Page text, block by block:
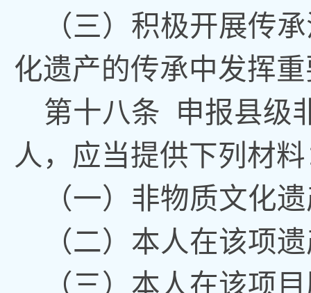
（三）积极开展传
化遗产的传承中发挥
第十八条
申报县级
人 ， 应当提供下列材
（一）非物质文化
（二）本人在该项
（三）本人在该项